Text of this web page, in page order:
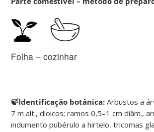
Folha – cozinhar
🍃Identificação botânica:Arbustos a
7 m alt., dioicos; ramos 0,5–1 cm diâm.,
indumento pubérulo a hirtelo, tricomas